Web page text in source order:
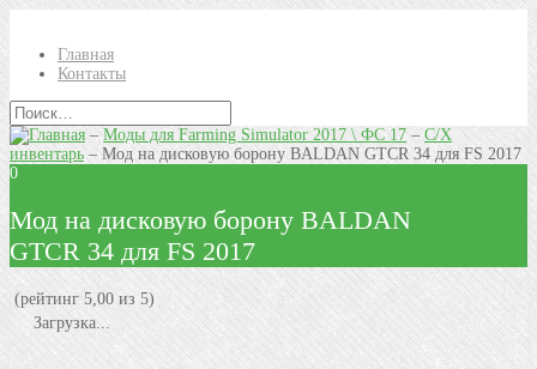
Главная
Контакты
–Моды для Farming Simulator 2017 \ ФС 17– С/Х
инвентарь – Мод на дисковую борону BALDAN GTCR 34 для FS 2017
0
Мод на дисковую борону BALDAN
GTCR 34 для FS 2017
(рейтинг 5,00 из 5)
Загрузка...